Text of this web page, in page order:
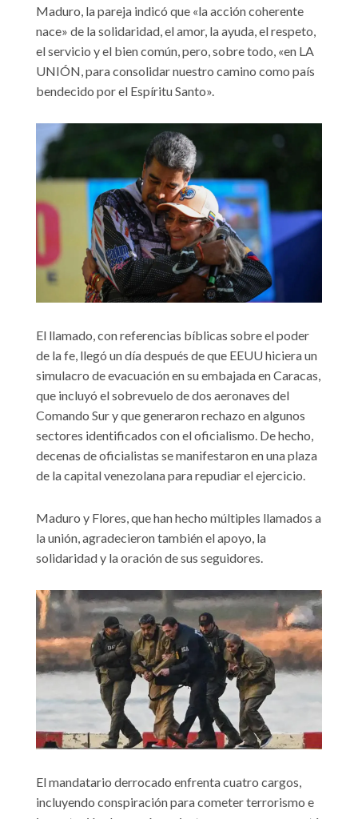
Maduro, la pareja indicó que «la acción coherente
nace» de la solidaridad, el amor, la ayuda, el respeto,
el servicio y el bien común, pero, sobre todo, «en LA
UNIÓN, para consolidar nuestro camino como país
bendecido por el Espíritu Santo».
El llamado, con referencias bíblicas sobre el poder
de la fe, llegó un día después de que EEUU hiciera un
simulacro de evacuación en su embajada en Caracas,
que incluyó el sobrevuelo de dos aeronaves del
Comando Sur y que generaron rechazo en algunos
sectores identificados con el oficialismo. De hecho,
decenas de oficialistas se manifestaron en una plaza
de la capital venezolana para repudiar el ejercicio.
Maduro y Flores, que han hecho múltiples llamados a
la unión, agradecieron también el apoyo, la
solidaridad y la oración de sus seguidores.
El mandatario derrocado enfrenta cuatro cargos,
incluyendo conspiración para cometer terrorismo e